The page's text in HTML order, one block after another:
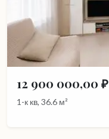
12 900 000,00 ₽
1-к кв, 36.6 м²